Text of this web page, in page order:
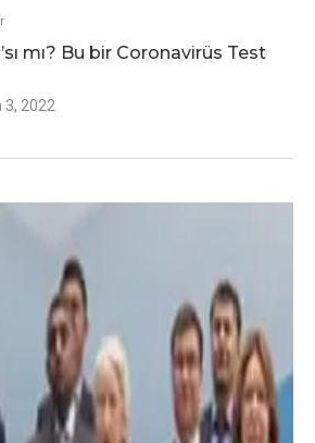
mı? Bu bir Coronavirüs Test
3, 2022